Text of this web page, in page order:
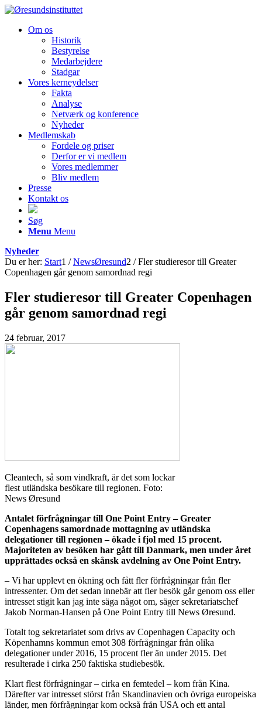
Om os
Historik
Bestyrelse
Medarbejdere
Stadgar
Vores kerneydelser
Fakta
Analyse
Netværk og konference
Nyheder
Medlemskab
Fordele og priser
Derfor er vi medlem
Vores medlemmer
Bliv medlem
Presse
Kontakt os
Søg
Menu Menu
Nyheder
Du er her: Start1 / NewsØresund2 / Fler studieresor till Greater
Copenhagen går genom samordnad regi
Fler studieresor till Greater Copenhagen
går genom samordnad regi
24 februar, 2017
Cleantech, så som vindkraft, är det som lockar
flest utländska besökare till regionen. Foto:
News Øresund
Antalet förfrågningar till One Point Entry – Greater
Copenhagens samordnade mottagning av utländska
delegationer till regionen – ökade i fjol med 15 procent.
Majoriteten av besöken har gått till Danmark, men under året
upprättades också en skånsk avdelning av One Point Entry.
– Vi har upplevt en ökning och fått fler förfrågningar från fler
intressenter. Om det sedan innebär att fler besök går genom oss eller
intresset stigit kan jag inte säga något om, säger sekretariatschef
Jakob Norman-Hansen på One Point Entry till News Øresund.
Totalt tog sekretariatet som drivs av Copenhagen Capacity och
Köpenhamns kommun emot 308 förfrågningar från olika
delegationer under 2016, 15 procent fler än under 2015. Det
resulterade i cirka 250 faktiska studiebesök.
Klart flest förfrågningar – cirka en femtedel – kom från Kina.
Därefter var intresset störst från Skandinavien och övriga europeiska
länder, men förfrågningar kom också från USA och ett antal